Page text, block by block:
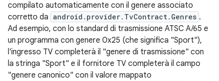
compilato automaticamente con il genere associato
corretto da android.provider.TvContract.Genres .
Ad esempio, con lo standard di trasmissione ATSC A/65 e
un programma con genere 0x25 (che significa "Sport"),
l'ingresso TV completerà il "genere di trasmissione" con
la stringa "Sport" e il fornitore TV completerà il campo
"genere canonico" con il valore mappato